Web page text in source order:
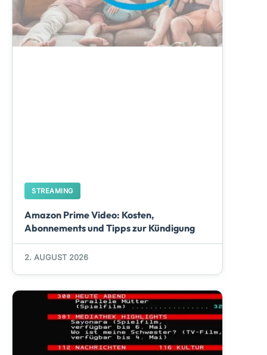
STREAMING
Amazon Prime Video: Kosten,
Abonnements und Tipps zur Kündigung
2. AUGUST 2026